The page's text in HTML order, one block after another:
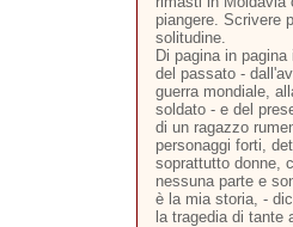
piangere. Scrivere
solitudine.
Di pagina in
del passato -
guerra mondiale,
soldato - e del
di un ragazzo
personaggi forti,
soprattutto donne,
nessuna parte e
è la mia storia, -
la tragedia di tante